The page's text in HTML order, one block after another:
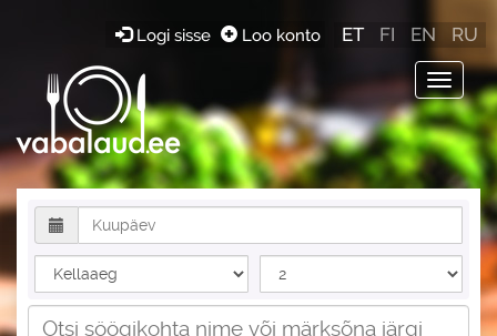
Toggle
Logi sisse Loo konto ET FI EN RU